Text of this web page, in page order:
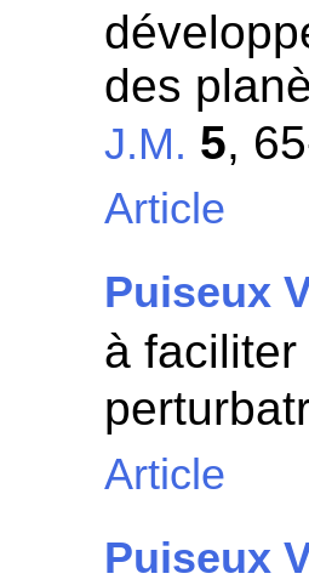
des
J.M. 5,
Article
Puiseux
à
Article
Puiseux